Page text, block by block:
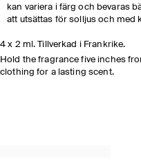
kan variera i färg och bevaras
att utsättas för solljus och med
4 x 2 ml. Tillverkad i Frankrike.
Hold the fragrance five inches
clothing for a lasting scent.